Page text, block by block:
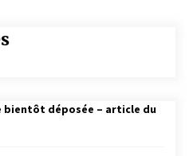
bientôt déposée – article du